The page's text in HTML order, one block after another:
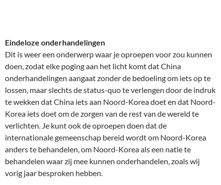
Eindeloze onderhandelingen
Dit is weer een onderwerp waar je oproepen voor zou kunnen
doen, zodat elke poging aan het licht komt dat China
onderhandelingen aangaat zonder de bedoeling om iets op te
lossen, maar slechts de status-quo te verlengen door de indruk
te wekken dat China iets aan Noord-Korea doet en dat Noord-
Korea iets doet om de zorgen van de rest van de wereld te
verlichten. Je kunt ook de oproepen doen dat de
internationale gemeenschap bereid wordt om Noord-Korea
anders te behandelen, om Noord-Korea als een natie te
behandelen waar zij mee kunnen onderhandelen, zoals wij
vorig jaar besproken hebben.